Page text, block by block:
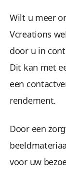
Wilt u meer
Vcreations
door u in
Dit kan met
een
rendement.
Door een
voor uw